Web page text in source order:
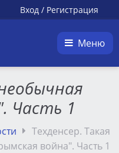
Вход / Регистрация
Меню
Часть 1
Техденсер. Такая
война". Часть 1